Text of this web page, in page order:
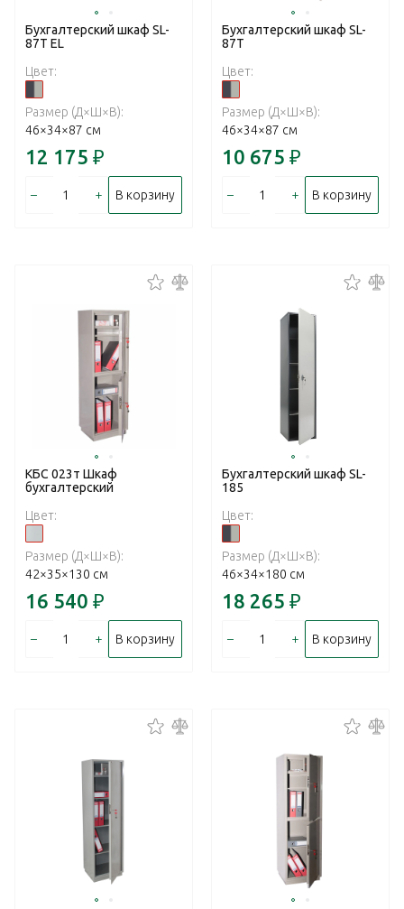
Бухгалтерский шкаф SL-
87T EL
Цвет:
Размер (Д×Ш×В):
46×34×87 см
12 175 ₽
– + В корзину
Бухгалтерский шкаф SL-
87T
Цвет:
Размер (Д×Ш×В):
46×34×87 см
10 675 ₽
– + В корзину
КБС 023т Шкаф
бухгалтерский
Цвет:
Размер (Д×Ш×В):
42×35×130 см
16 540 ₽
– + В корзину
Бухгалтерский шкаф SL-
185
Цвет:
Размер (Д×Ш×В):
46×34×180 см
18 265 ₽
– + В корзину